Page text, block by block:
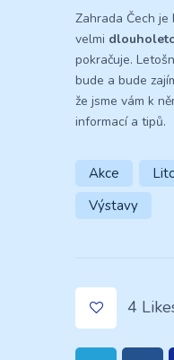
Zahrada Čech
velmi
pokračuje.
bude a bude
že jsme vám k
informací a tipů.
Akce
Výstavy
4